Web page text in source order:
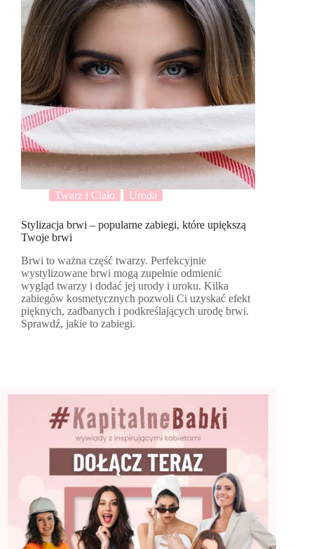
Twarz i Ciało Uroda
Stylizacja brwi – popularne zabiegi, które upiększą
Twoje brwi
Brwi to ważna część twarzy. Perfekcyjnie
wystylizowane brwi mogą zupełnie odmienić
wygląd twarzy i dodać jej urody i uroku. Kilka
zabiegów kosmetycznych pozwoli Ci uzyskać efekt
pięknych, zadbanych i podkreślających urodę brwi.
Sprawdź, jakie to zabiegi.